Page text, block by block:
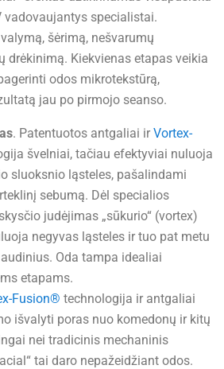
vadovaujantys specialistai.
šėrimą, nešvarumų
drėkinimą. Kiekvienas etapas veikia
odos mikrotekstūrą,
jau po pirmojo seanso.
. Patentuotos antgaliai ir Vortex-
švelniai, tačiau efektyviai nuluoja
sluoksnio ląsteles, pašalindami
sebumą. Dėl specialios
judėjimas „sūkurio“ (vortex)
negyvas ląsteles ir tuo pat metu
Oda tampa idealiai
etapams.
Fusion® technologija ir antgaliai
išvalyti poras nuo komedonų ir kitų
nei tradicinis mechaninis
tai daro nepažeidžiant odos.